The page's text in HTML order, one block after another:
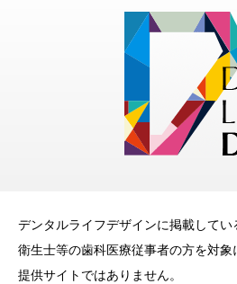
デンタルライフデザインに掲載して
衛生士等の歯科医療従事者の方を対
提供サイトではありません。
録いただくと、デンタルライフデ
メリッ
メールマガ